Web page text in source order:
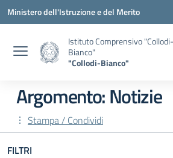
Vai ai contenuti
Vai al menu di navigazione
Vai al footer
Ministero dell'Istruzione e del Merito
Istituto Comprensivo "Collodi-
Bianco"
"Collodi-Bianco"
Argomento: Notizie
Stampa / Condividi
FILTRI